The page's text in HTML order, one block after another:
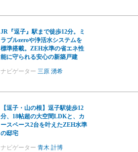
JR『逗子』駅まで徒歩12分。ミ
ラブルzeroや浄活水システムを
標準搭載。ZEH水準の省エネ性
能に守られる安心の新築戸建
ナビゲーター 三原 湧希
【逗子・山の根】逗子駅徒歩12
分、18帖超の大空間LDKと、カ
ースペース2台を叶えたZEH水準
の邸宅
ナビゲーター 青木 計博